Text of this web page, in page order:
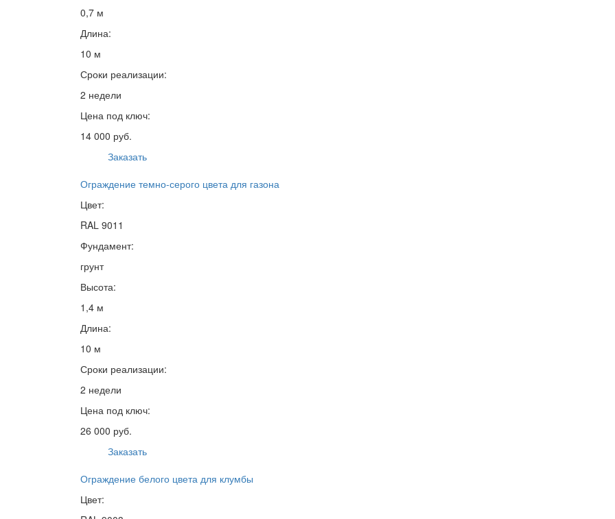
0,7 м
Длина:
10 м
Сроки реализации:
2 недели
Цена под ключ:
14 000 руб.
Заказать
Ограждение темно-серого цвета для газона
Цвет:
RAL 9011
Фундамент:
грунт
Высота:
1,4 м
Длина:
10 м
Сроки реализации:
2 недели
Цена под ключ:
26 000 руб.
Заказать
Ограждение белого цвета для клумбы
Цвет: